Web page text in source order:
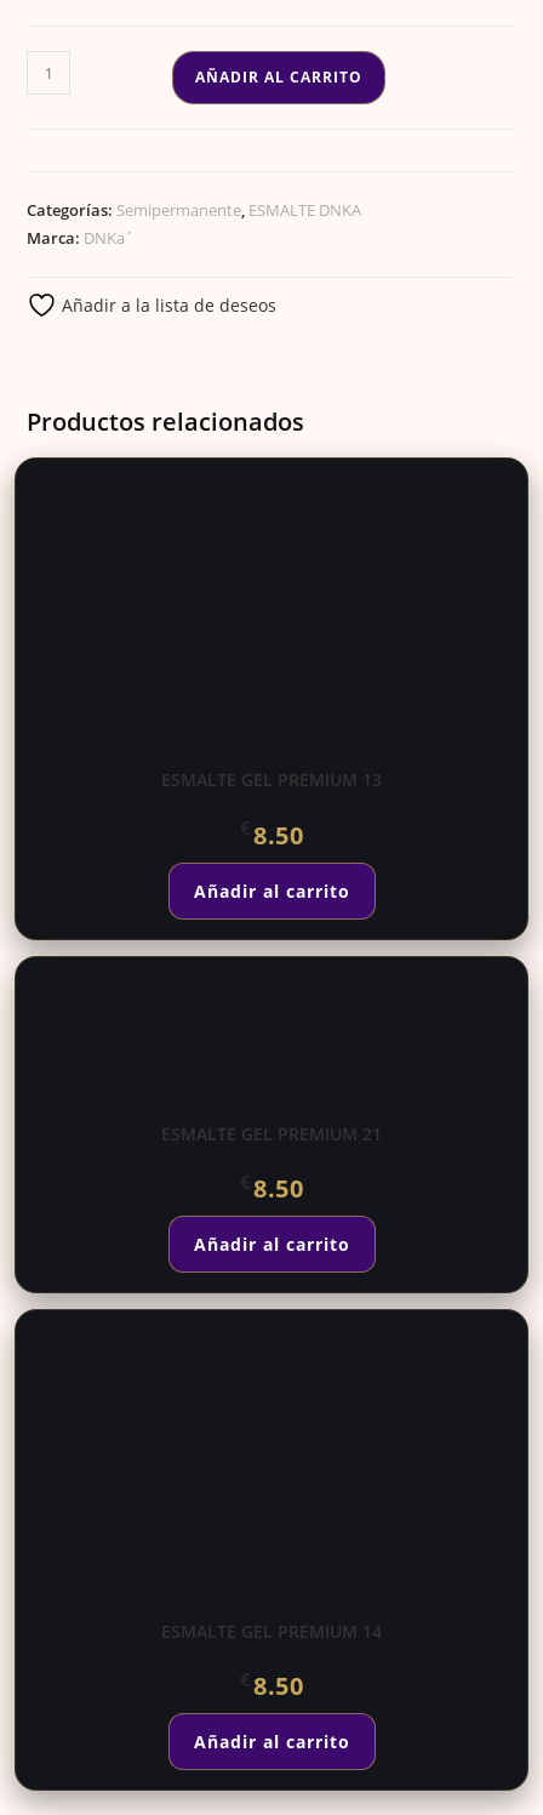
ESMALTE
DNKA
AÑADIR AL CARRITO
Categorías: Semipermanente, ESMALTE DNKA
Marca: DNKa´
Añadir a la lista de deseos
Productos relacionados
ESMALTE GEL PREMIUM 13
8.50
Añadir al carrito
ESMALTE GEL PREMIUM 21
8.50
Añadir al carrito
ESMALTE GEL PREMIUM 14
8.50
Añadir al carrito